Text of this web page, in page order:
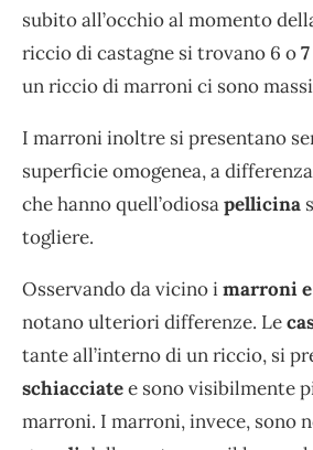
subito all’occhio al momento
riccio di castagne si trovano 6 o
un riccio di marroni ci sono
I marroni inoltre si presentano
superficie omogenea, a
che hanno quell’odiosapellicina
togliere.
Osservando da vicino imarroni e
notano ulteriori differenze. Le
tante all’interno di un riccio, si
schiacciatee sono visibilmente
marroni. I marroni, invece, sono